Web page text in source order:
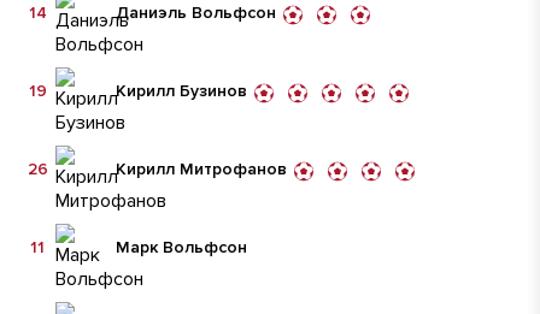
Даниэль Вольфсон
14
Кирилл Бузинов
19
Кирилл Митрофанов
26
Марк Вольфсон
11